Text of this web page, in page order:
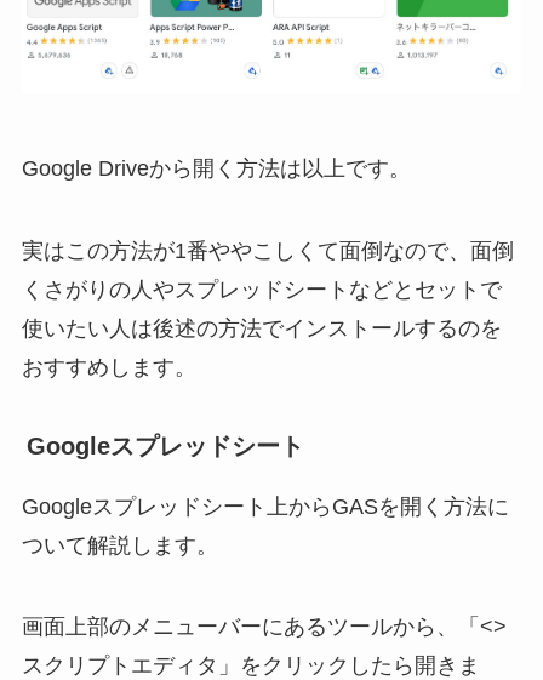
Google Driveから開く方法は以上です。
実はこの方法が1番ややこしくて面倒なので、面倒
くさがりの人やスプレッドシートなどとセットで
使いたい人は後述の方法でインストールするのを
おすすめします。
Googleスプレッドシート
Googleスプレッドシート上からGASを開く方法に
ついて解説します。
画面上部のメニューバーにあるツールから、「<>
スクリプトエディタ」をクリックしたら開きま